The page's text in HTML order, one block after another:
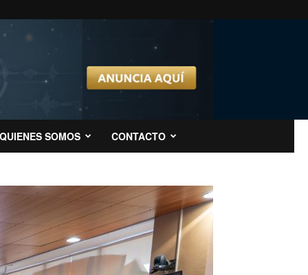
QUIENES SOMOS CONTACTO